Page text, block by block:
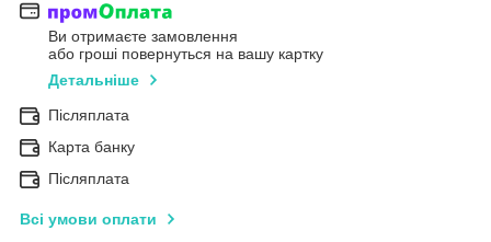
Ви отримаєте замовлення
або гроші повернуться на вашу картку
Детальніше
Післяплата
Карта банку
Післяплата
Всі умови оплати